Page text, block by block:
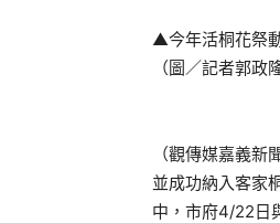
▲今年活桐花祭
（圖／記者郭政
（觀傳媒嘉義
並成功納入客家
中，市府4/22日